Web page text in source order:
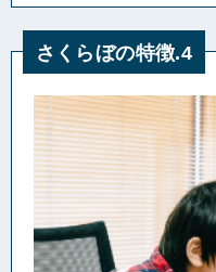
さくらぼの特徴.4